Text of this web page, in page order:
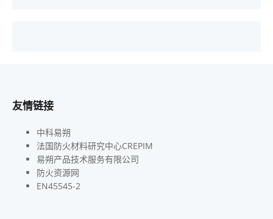
友情链接
中科易朔
法国防火材料研究中心CREPIM
易朔产品技术服务有限公司
防火资源网
EN45545-2